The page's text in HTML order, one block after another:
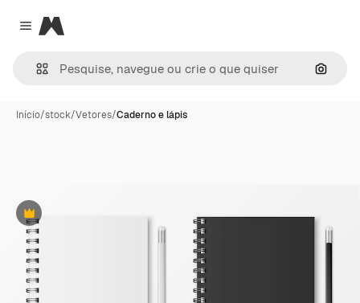
Close menu
Magnific
Início/stock/Vetores/Caderno e lápis
Premium